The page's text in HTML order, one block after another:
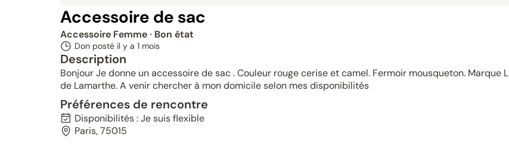
Accessoire de sac
Accessoire Femme· Bon état
Don posté il y a 1 mois
Description
Bonjour Je donne un accessoire de sac . Couleur rouge cerise et camel. Fermoir mousqueton. Marque L
de Lamarthe. A venir chercher à mon domicile selon mes disponibilités
Préférences de rencontre
Disponibilités : Je suis flexible
Paris, 75015